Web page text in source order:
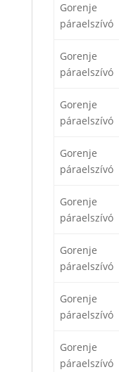
Gorenje
páraelszívó
Gorenje
páraelszívó
Gorenje
páraelszívó
Gorenje
páraelszívó
Gorenje
páraelszívó
Gorenje
páraelszívó
Gorenje
páraelszívó
Gorenje
páraelszívó